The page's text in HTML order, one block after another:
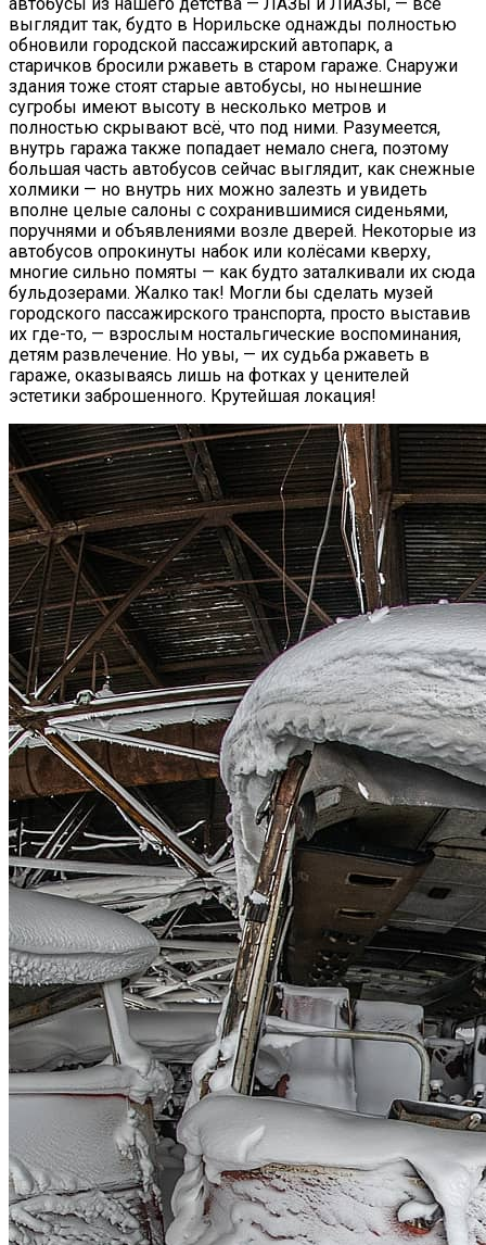
выглядит так, будто в Норильске однажды полностью
обновили городской пассажирский автопарк, а
старичков бросили ржаветь в старом гараже. Снаружи
здания тоже стоят старые автобусы, но нынешние
сугробы имеют высоту в несколько метров и
полностью скрывают всё, что под ними. Разумеется,
внутрь гаража также попадает немало снега, поэтому
большая часть автобусов сейчас выглядит, как снежные
холмики — но внутрь них можно залезть и увидеть
вполне целые салоны с сохранившимися сиденьями,
поручнями и объявлениями возле дверей. Некоторые из
автобусов опрокинуты набок или колёсами кверху,
многие сильно помяты — как будто заталкивали их сюда
бульдозерами. Жалко так! Могли бы сделать музей
городского пассажирского транспорта, просто выставив
их где-то, — взрослым ностальгические воспоминания,
детям развлечение. Но увы, — их судьба ржаветь в
гараже, оказываясь лишь на фотках у ценителей
эстетики заброшенного. Крутейшая локация!